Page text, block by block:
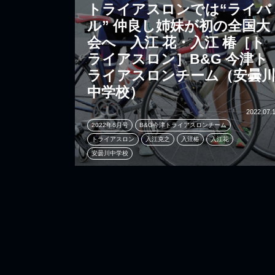
トライアスロンでは“ライバ
ル” 仲良し姉妹が初の全国大
会へ 入江 花・入江 椿［ト
ライアスロン］B&G 今津ト
ライアスロンチーム（安曇川
中学校）
2022年6月号 B&G今津トライアスロンチーム
トライアスロン 入江克之 入江椿 入江花
安曇川中学校